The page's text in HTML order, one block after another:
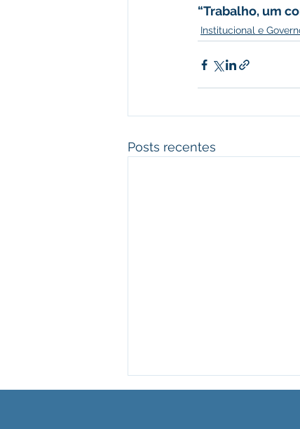
“Trabalho, um
Institucional e
Posts recentes